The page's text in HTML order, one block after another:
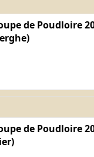
de Poudloire
de Poudloire